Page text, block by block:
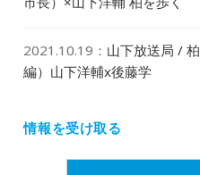
2021.10.19 ： 山下放送局 /
編）山下洋輔x後藤学
情報を受け取る